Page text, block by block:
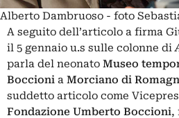
Alberto Dambruoso - foto
A seguito dell’articolo a firma
il 5 gennaio u.s sulle colonne di
parla del neonato Museo
Boccioni a Morciano di
suddetto articolo come
Fondazione Umberto Boccioni,